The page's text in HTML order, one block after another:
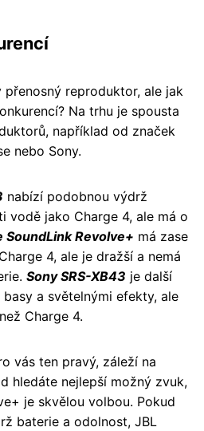
přenosný reproduktor, ale jak
Na trhu je spousta
například od značek
nebo Sony.
nabízí podobnou výdrž
vodě jako Charge 4, ale má o
SoundLink Revolve+ má zase
4, ale je dražší a nemá
Sony SRS-XB43 je další
a světelnými efekty, ale
Charge 4.
vás ten pravý, záleží na
hledáte nejlepší možný zvuk,
je skvělou volbou. Pokud
baterie a odolnost, JBL